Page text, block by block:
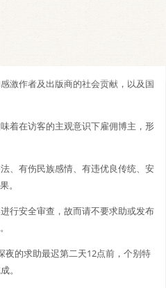
激作者及出版商的社会贡献，以及国
着在访客的主观意识下雇佣博主，形
、有伤民族感情、有违优良传统、安
。
行安全审查，故而请不要求助或发布
的求助最迟第二天12点前，个别特
。